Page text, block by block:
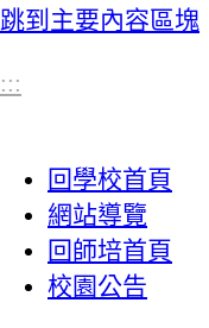
跳到主要內容區塊
:::
回學校首頁
網站導覽
回師培首頁
校園公告